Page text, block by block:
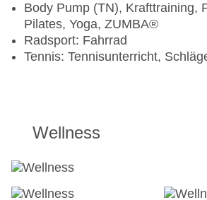
Body Pump (TN), Krafttraining,
Pilates, Yoga, ZUMBA®
Radsport: Fahrrad
Tennis: Tennisunterricht,
Wellness